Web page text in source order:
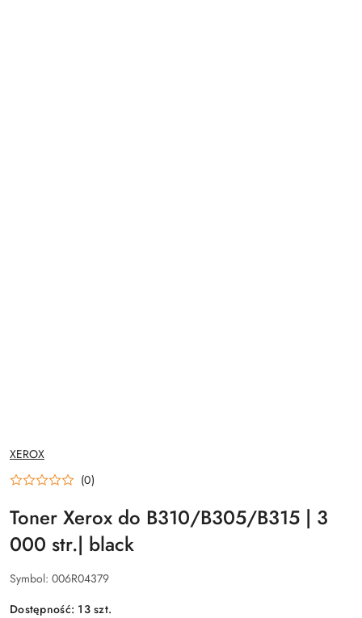
NAZWA
PRODUCENTA:
XEROX
(0)
Toner Xerox do B310/B305/B315 | 3
000 str.| black
Symbol: 006R04379
Dostępność: 13szt.